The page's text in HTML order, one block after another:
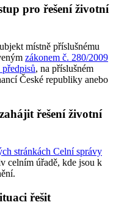
pro řešení životní
místně příslušnému
zákonem č. 280/2009
, na příslušném
České republiky anebo
řešení životní
stránkách Celní správy
celním úřadě, kde jsou k
řešit